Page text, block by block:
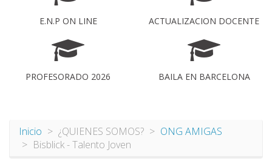
E.N.P ON LINE ACTUALIZACION DOCENTE
PROFESORADO 2026 BAILA EN BARCELONA
Inicio ¿QUIENES SOMOS?
ONG AMIGAS
Bisblick - Talento Joven